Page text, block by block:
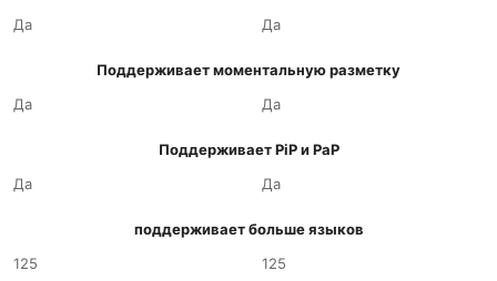
Да
Да
Поддерживает моментальную разметку
Да
Да
Поддерживает PiP и PaP
Да
Да
поддерживает больше языков
125
125